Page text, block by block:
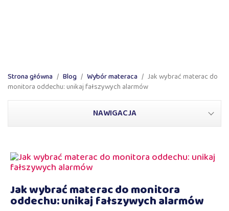
Strona główna Blog Wybór materaca
Jak wybrać materac do
monitora oddechu: unikaj fałszywych alarmów
NAWIGACJA
Jak wybrać materac do monitora
oddechu: unikaj fałszywych alarmów